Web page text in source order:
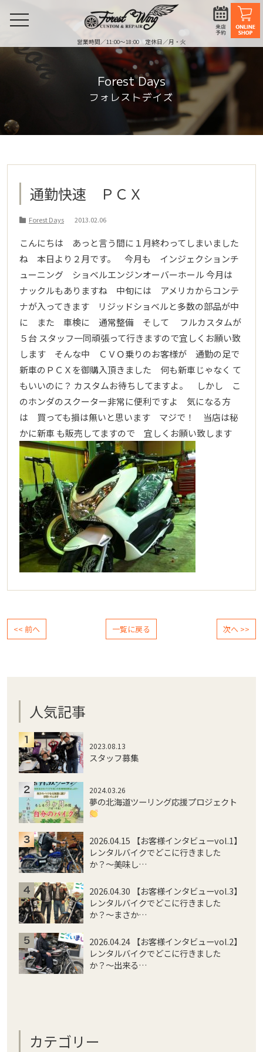
営業時間／11:00〜18:00 定休日／月・火
toggle
Forest Days
フォレストデイズ
通勤快速 ＰＣＸ
Forest Days 2013.02.06
こんにちは あっと言う間に１月終わってしまいました
ね 本日より２月です。 今月も インジェクションチ
ューニング ショベルエンジンオーバーホール 今月は
ナックルもありますね 中旬には アメリカからコンテ
ナが入ってきます リジッドショベルと多数の部品が中
に また 車検に 通常整備 そして フルカスタムが
５台 スタッフ一同頑張って行きますので宜しくお願い致
します そんな中 ＣＶＯ乗りのお客様が 通勤の足で
新車のＰＣＸを御購入頂きました 何も新車じゃなく て
もいいのに？ カスタムお待ちしてますよ。 しかし こ
のホンダのスクーター非常に便利ですよ 気になる方
は 買っても損は無いと思います マジで！ 当店は秘
かに新車 も販売してますので 宜しくお願い致します
<< 前へ 一覧に戻る 次へ >>
人気記事
2023.08.13
スタッフ募集
2024.03.26
夢の北海道ツーリング応援プロジェクト
2026.04.15 【お客様インタビューvol.1】
レンタルバイクでどこに行きました
か？〜美味し…
2026.04.30 【お客様インタビューvol.3】
レンタルバイクでどこに行きました
か？〜まさか…
2026.04.24 【お客様インタビューvol.2】
レンタルバイクでどこに行きました
か？〜出来る…
カテゴリー